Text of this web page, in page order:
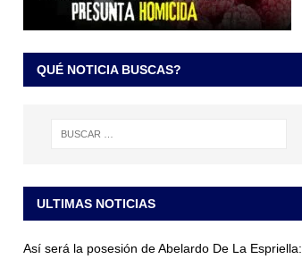
QUÉ NOTICIA BUSCAS?
ULTIMAS NOTICIAS
Así será la posesión de Abelardo De La Espriella: